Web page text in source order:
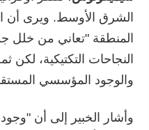
الشرق الأوسط. ويرى أن
المنطقة "تعاني من خلل
النجاحات التكتيكية، لكن
والوجود المؤسسي
وأشار الخبير إلى أن